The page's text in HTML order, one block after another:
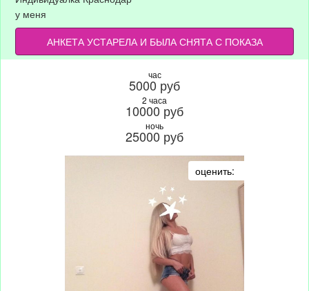
у меня
АНКЕТА УСТАРЕЛА И БЫЛА СНЯТА С ПОКАЗА
час
5000 руб
2 часа
10000 руб
ночь
25000 руб
оценить: